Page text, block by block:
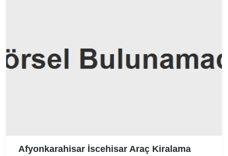
Afyonkarahisar İscehisar Araç Kiralama